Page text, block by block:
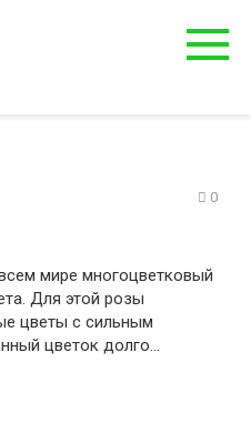
0
мире многоцветковый
Для этой розы
цветы с сильным
цветок долго…